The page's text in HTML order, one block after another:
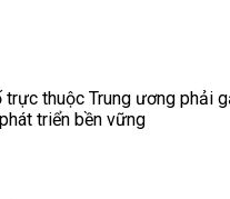
trực thuộc Trung ương phải
triển bền vững